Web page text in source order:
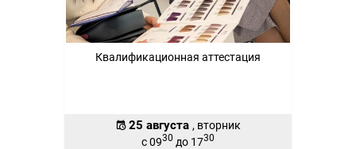
Квалификационная аттестация
25 августа , вторник
с 0930 до 1730